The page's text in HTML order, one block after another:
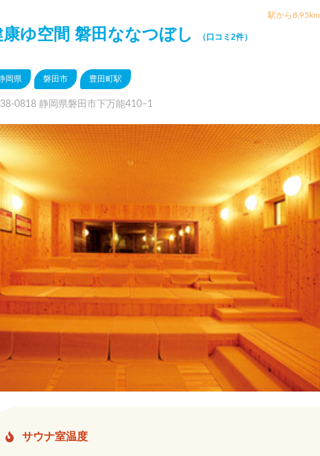
駅から8.95km
康ゆ空間 磐田ななつぼし （口コミ2件）
岡県 磐田市 豊田町駅
0818 静岡県磐田市下万能410−1
サウナ室温度